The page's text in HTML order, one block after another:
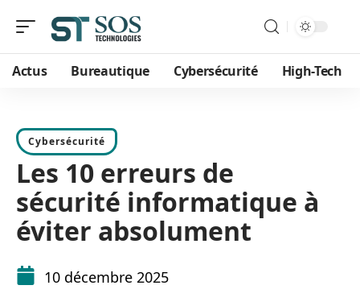
Actus Bureautique Cybersécurité High-Tech
Cybersécurité
Les 10 erreurs de
sécurité informatique à
éviter absolument
10 décembre 2025